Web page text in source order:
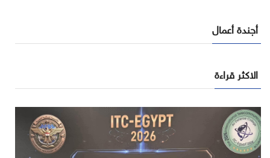
أجندة أعمال
الاكثر قراءة